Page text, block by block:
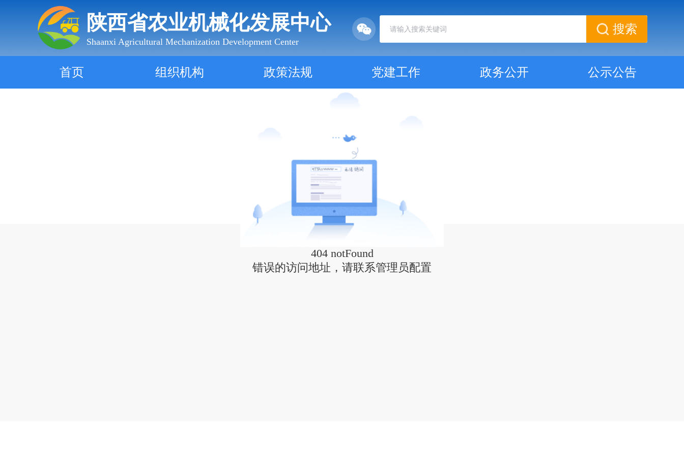
陕西省农业机械化发展中心
Shaanxi Agricultural Mechanization Development Center
搜索
首页 组织机构 政策法规 党建工作 政务公开 公示公告
404 notFound
错误的访问地址，请联系管理员配置